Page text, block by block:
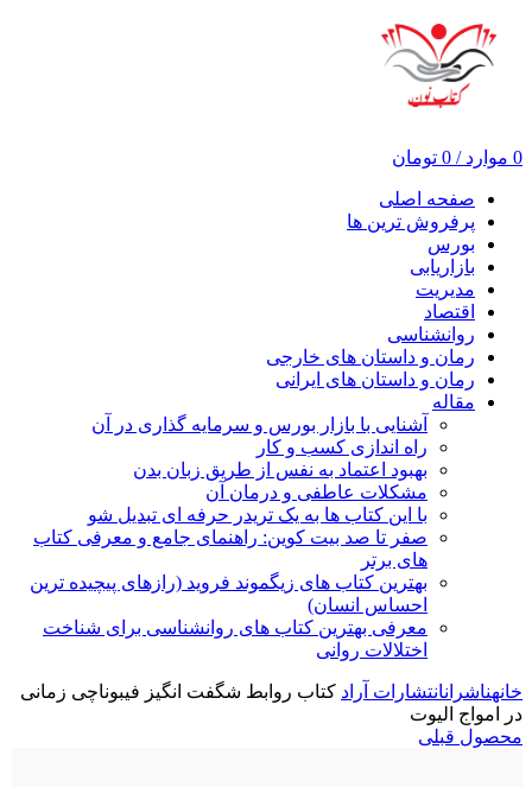
0 موارد /
0 تومان
صفحه اصلی
پرفروش ترین ها
بورس
بازاریابی
مدیریت
اقتصاد
روانشناسی
رمان و داستان های خارجی
رمان و داستان های ایرانی
مقاله
آشنایی با بازار بورس و سرمایه گذاری در آن
راه اندازی کسب و کار
بهبود اعتماد به نفس از طریق زبان بدن
مشکلات عاطفی و درمان آن
با این کتاب ها به یک تریدر حرفه ای تبدیل شو
صفر تا صد بیت کوین: راهنمای جامع و معرفی کتاب
های برتر
بهترین کتاب های زیگموند فروید (رازهای پیچیده ترین
احساس انسان)
معرفی بهترین کتاب های روانشناسی برای شناخت
اختلالات روانی
خانهناشرانانتشارات آراد کتاب روابط شگفت انگیز فیبوناچی زمانی
در امواج الیوت
محصول قبلی